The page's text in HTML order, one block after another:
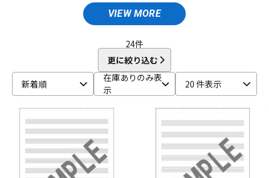
DTM オンライン納品 レコーディング機器
配信/ライブ機器 楽器アクセサリ
中古 ヴィンテージ
VIEW MORE
ALPINE HEARING PROTECTION APEX
ARTEC ATELIER Z
BARBAROSSA
BASSO BELDEN
Bigsby
Bill Lawrence Birdland
Black Mountain
BLACK MOUNTAIN PICKS
BLACK&GOLD
Blackstar
BLUE BELL
Bohemians BONDHUS BOSS
Boveda
Carl Fischer
Carlos Cherub
CLAYTON
Cleartone
Cling On Colossal Cable
COLUMBIA
COMFORT Strapp
Cordoba
Couch Guitar Strap
Crescendo
CUSTOM TRY
24件
更に絞り込む
新着順
在庫ありのみ表
示
20 件表示